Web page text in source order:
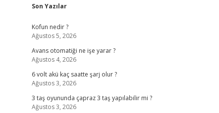
Sidebar
Son Yazılar
Kofun nedir ?
Ağustos 5, 2026
Avans otomatiği ne işe yarar ?
Ağustos 4, 2026
6 volt akü kaç saatte şarj olur ?
Ağustos 3, 2026
3 taş oyununda çapraz 3 taş yapılabilir mi ?
Ağustos 3, 2026